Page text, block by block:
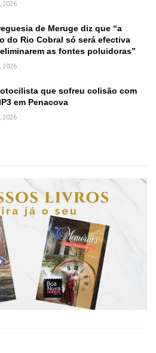
2026
de Meruge diz que “a
do Rio Cobral só será efectiva
as fontes poluidoras”
2026
que sofreu colisão com
em Penacova
2026